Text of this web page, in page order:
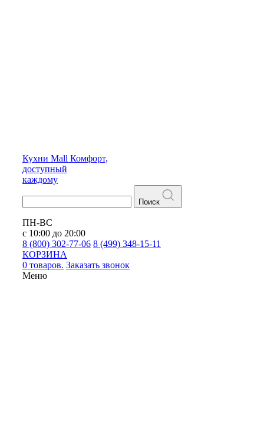
Кухни Mall Комфорт,
доступный
каждому
Поиск
ПН-ВС
с 10:00 до 20:00
8 (800) 302-77-06 8 (499) 348-15-11
КОРЗИНА
0 товаров. Заказать звонок
Меню